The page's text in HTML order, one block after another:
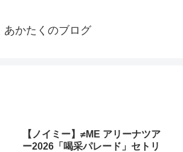
あかたくのブログ
【ノイミー】≠ME アリーナツア
ー2026「喝采パレード」セトリ